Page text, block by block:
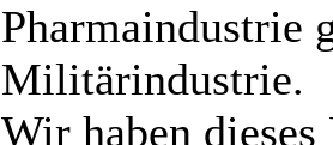
Pharmaindustrie
Militärindustrie.
Wir haben